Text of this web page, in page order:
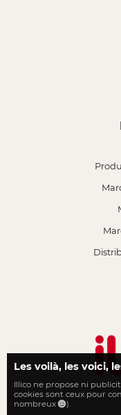
Le local
Les voilà, les voici,
Illico ne propose ni
cookies sont ceux pour
nombreux
).